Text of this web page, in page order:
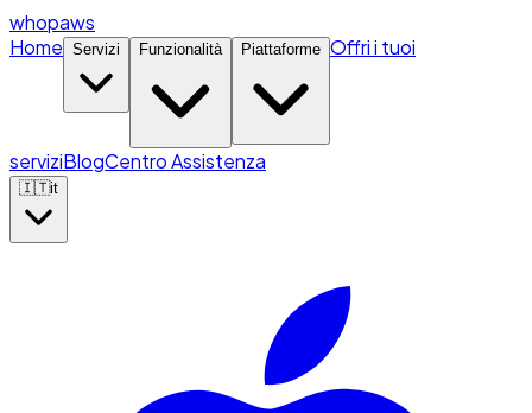
whopaws
Home Servizi Funzionalità Piattaforme Offri i tuoi
serviziBlogCentro Assistenza
🇮🇹it